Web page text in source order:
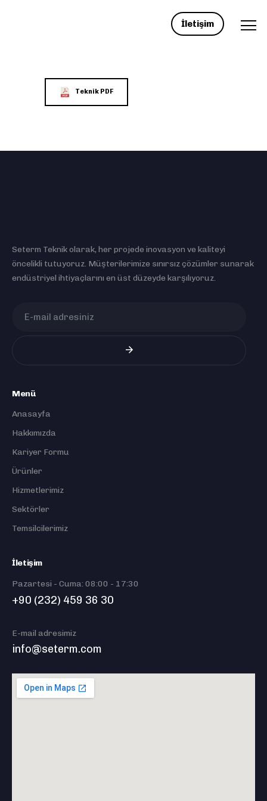
İletişim
Teknik PDF
Seterm Teknik olarak, her projede inovasyon ve kaliteyi
öncelikli tutuyoruz. Müşterilerimize sınırsız çözümler sunarak
endüstriyel ihtiyaçlarını en üst düzeyde karşılıyoruz.
Menü
Anasayfa
Hakkımızda
Kariyer Formu
Ürünler
Hizmetlerimiz
Sektörler
Temsilcilerimiz
İletişim
Pazartesi - Cuma: 08:00 - 17:30
+90 (232) 459 36 30
E-mail adresimiz
info@seterm.com